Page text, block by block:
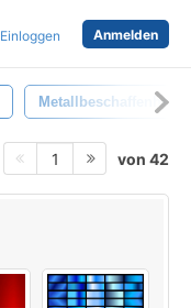
Einloggen Anmelden
Metallbeschaffenheit
1 von 42